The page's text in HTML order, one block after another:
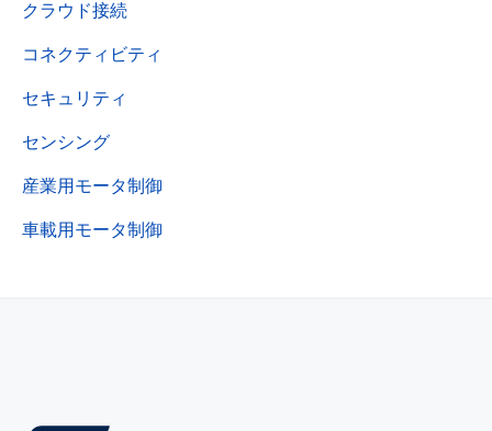
クラウド接続
コネクティビティ
セキュリティ
センシング
産業用モータ制御
車載用モータ制御